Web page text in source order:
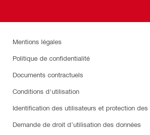
Mentions légales
Politique de confidentialité
Documents contractuels
Conditions d'utilisation
Identification des utilisateurs et protection
Demande de droit d’utilisation des données